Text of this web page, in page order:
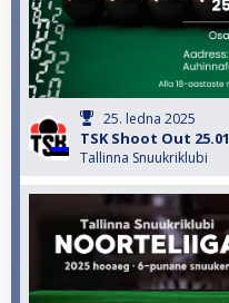
25. ledna 2025
TSK Shoot Out 25.01
Tallinna Snuukriklubi